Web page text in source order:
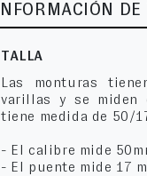
INFORMACIÓN
TALLA
Las monturas
varillas y se miden
tiene medida de 50/
- El calibre mide
- El puente mide 17